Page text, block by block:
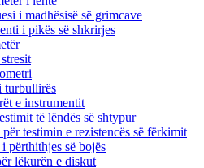
i madhësisë së grimcave
i pikës së shkrirjes
turbullirës
e instrumentit
të lëndës së shtypur
testimin e rezistencës së fërkimit
i përthithjes së bojës
lëkurën e diskut